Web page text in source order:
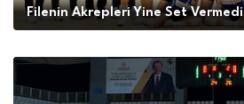
Filenin Akrepleri Yine Set Vermedi